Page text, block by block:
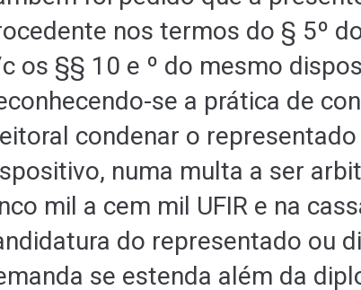
nos termos do § 5º
os §§ 10 e º do mesmo
se a prática de
condenar o
numa multa a ser
mil a cem mil UFIR e na
do representado ou
se estenda além da